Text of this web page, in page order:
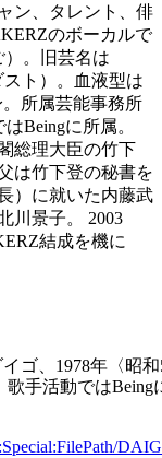
ン、タレント、俳
のボーカルで
。旧芸名は
ト）。血液型は
所属芸能事務所
Beingに所属。
総理大臣の竹下
は竹下登の秘書を
）に就いた内藤武
川景子。 2003
結成を機に
ゴ、1978年〈昭
歌手活動では
:Special:FilePath/